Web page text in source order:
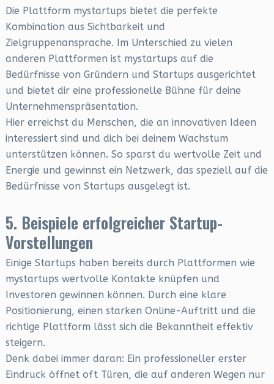
Die Plattform mystartups bietet die perfekte
Kombination aus Sichtbarkeit und
Zielgruppenansprache. Im Unterschied zu vielen
anderen Plattformen ist mystartups auf die
Bedürfnisse von Gründern und Startups ausgerichtet
und bietet dir eine professionelle Bühne für deine
Unternehmenspräsentation.
Hier erreichst du Menschen, die an innovativen Ideen
interessiert sind und dich bei deinem Wachstum
unterstützen können. So sparst du wertvolle Zeit und
Energie und gewinnst ein Netzwerk, das speziell auf die
Bedürfnisse von Startups ausgelegt ist.
5. Beispiele erfolgreicher Startup-
Vorstellungen
Einige Startups haben bereits durch Plattformen wie
mystartups wertvolle Kontakte knüpfen und
Investoren gewinnen können. Durch eine klare
Positionierung, einen starken Online-Auftritt und die
richtige Plattform lässt sich die Bekanntheit effektiv
steigern.
Denk dabei immer daran: Ein professioneller erster
Eindruck öffnet oft Türen, die auf anderen Wegen nur